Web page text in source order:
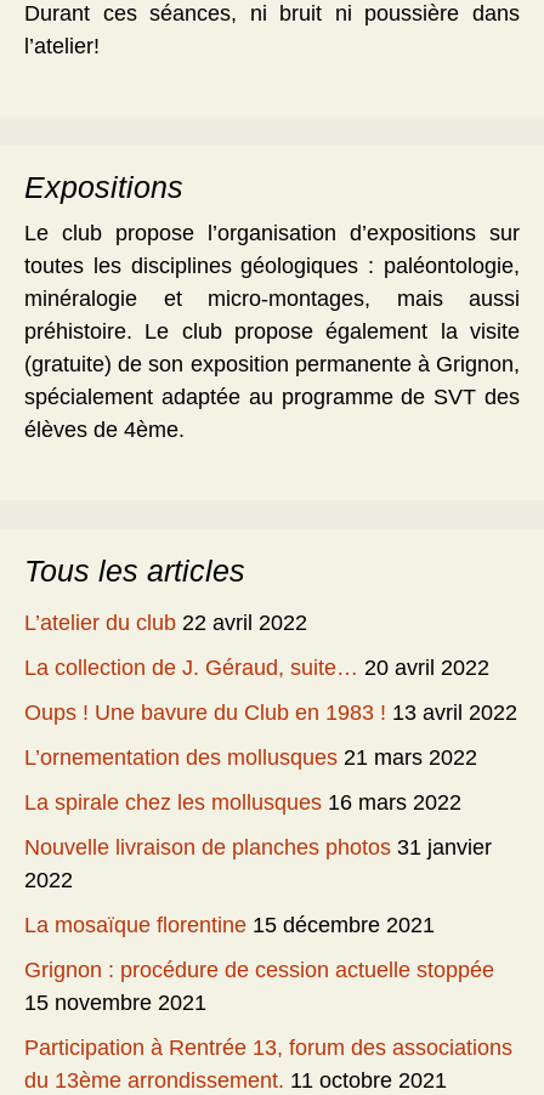
Durant ces séances, ni bruit ni poussière dans
l’atelier!
Expositions
Le club propose l’organisation d’expositions sur
toutes les disciplines géologiques : paléontologie,
minéralogie et micro-montages, mais aussi
préhistoire. Le club propose également la visite
(gratuite) de son exposition permanente à Grignon,
spécialement adaptée au programme de SVT des
élèves de 4ème.
Tous les articles
L’atelier du club 22 avril 2022
La collection de J. Géraud, suite… 20 avril 2022
Oups ! Une bavure du Club en 1983 ! 13 avril 2022
L’ornementation des mollusques 21 mars 2022
La spirale chez les mollusques 16 mars 2022
Nouvelle livraison de planches photos 31 janvier
2022
La mosaïque florentine 15 décembre 2021
Grignon : procédure de cession actuelle stoppée
15 novembre 2021
Participation à Rentrée 13, forum des associations
du 13ème arrondissement. 11 octobre 2021